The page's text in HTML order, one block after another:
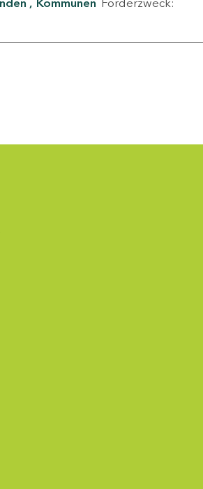
Kommunen Förderzweck: